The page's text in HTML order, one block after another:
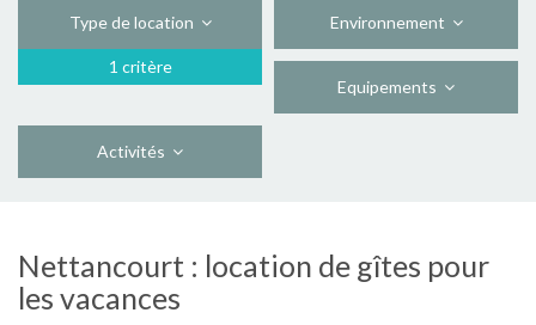
Type de location
1 critère
Environnement
Equipements
Activités
Nettancourt : location de gîtes pour
les vacances